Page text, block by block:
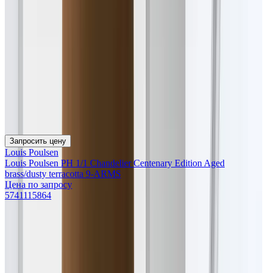
Запросить цену
Louis Poulsen
Louis Poulsen PH 1/1 Chandelier Centenary Edition Aged
brass/dusty terracotta 9-ARMS
Цена по запросу
5741115864